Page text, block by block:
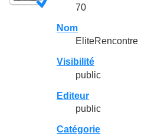
70
Nom
EliteRencontre
Visibilité
public
Editeur
public
Catégorie